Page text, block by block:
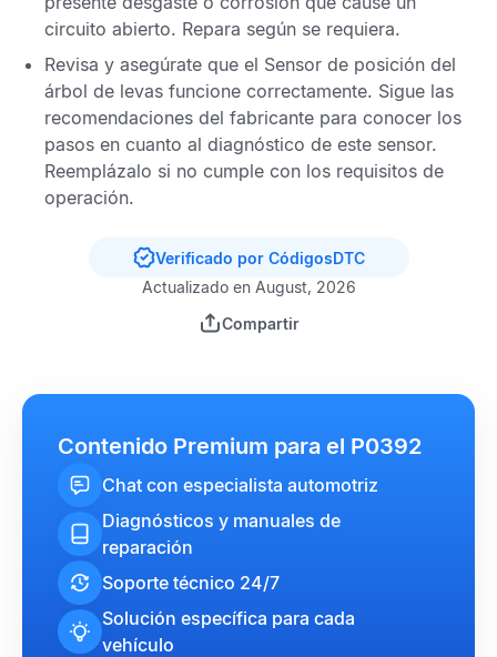
circuito abierto. Repara según se requiera.
Revisa y asegúrate que el Sensor de posición del
árbol de levas funcione correctamente. Sigue las
recomendaciones del fabricante para conocer los
pasos en cuanto al diagnóstico de este sensor.
Reemplázalo si no cumple con los requisitos de
operación.
Verificado por CódigosDTC
Actualizado en August, 2026
Compartir
Contenido Premium para el P0392
Chat con especialista automotriz
Diagnósticos y manuales de
reparación
Soporte técnico 24/7
Solución específica para cada
vehículo